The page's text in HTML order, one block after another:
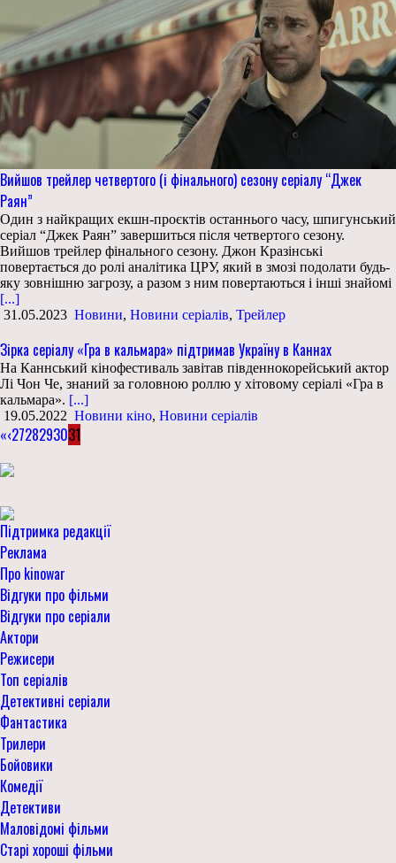
Вийшов трейлер четвертого (і фінального) сезону серіалу “Джек
Раян”
Один з найкращих екшн-проєктів останнього часу, шпигунський
серіал “Джек Раян” завершиться після четвертого сезону.
Вийшов трейлер фінального сезону. Джон Кразінські
повертається до ролі аналітика ЦРУ, який в змозі подолати будь-
яку зовнішню загрозу, а разом з ним повертаються і інші знайомі
[...]
31.05.2023 Новини, Новини серіалів, Трейлер
Зірка серіалу «Гра в кальмара» підтримав Україну в Каннах
На Каннський кінофестиваль завітав південнокорейський актор
Лі Чон Че, знаний за головною роллю у хітовому серіалі «Гра в
кальмара». [...]
19.05.2022 Новини кіно, Новини серіалів
«‹2728293031
Підтримка редакції
Реклама
Про kinowar
Відгуки про фільми
Відгуки про серіали
Актори
Режисери
Топ серіалів
Детективні серіали
Фантастика
Трилери
Бойовики
Комедії
Детективи
Маловідомі фільми
Старі хороші фільми